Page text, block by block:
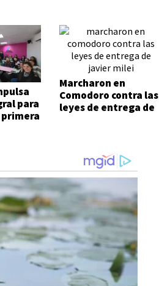
para
Marcharon en
Comodoro contra las
leyes de entrega de